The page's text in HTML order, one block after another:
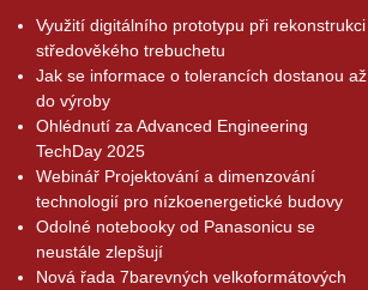
Využití digitálního prototypu při rekonstrukci
středověkého trebuchetu
Jak se informace o tolerancích dostanou až
do výroby
Ohlédnutí za Advanced Engineering
TechDay 2025
Webinář Projektování a dimenzování
technologií pro nízkoenergetické budovy
Odolné notebooky od Panasonicu se
neustále zlepšují
Nová řada 7barevných velkoformátových